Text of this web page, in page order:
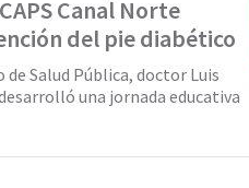
Canal Norte
del pie diabético
Salud Pública, doctor Luis
una jornada educativa